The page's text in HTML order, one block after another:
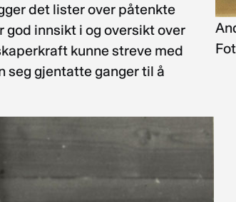
det lister over påtenkte
god innsikt i og oversikt over
kunne streve med
seg gjentatte ganger til å